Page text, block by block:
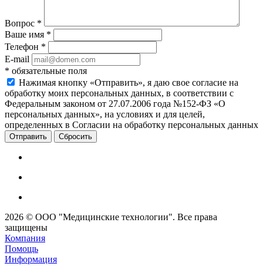
Вопрос *
Ваше имя *
Телефон *
E-mail
* обязательные поля
Нажимая кнопку «Отправить», я даю свое согласие на
обработку моих персональных данных, в соответствии с
Федеральным законом от 27.07.2006 года №152-ФЗ «О
персональных данных», на условиях и для целей,
определенных в Согласии на обработку персональных данных
Сбросить
2026 © ООО "Медицинские технологии". Все права
защищены
Компания
Помощь
Информация